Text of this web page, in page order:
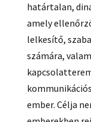
határtalan,
amely
lelkesítő,
számára,
ember. Célja